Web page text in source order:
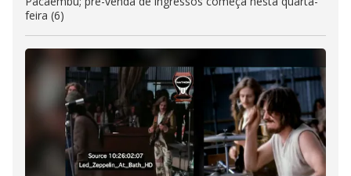
feira (6)